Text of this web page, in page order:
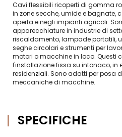
Cavi flessibili ricoperti di gomma
in zone secche, umide e bagnate,
aperta e negli impianti agricoli.
apparecchiature in industrie di
riscaldamento, lampade portatili,
seghe circolari e strumenti per
motori o macchine in loco. Questi
l'installazione fissa su intonaco, in
residenziali. Sono adatti per posa
meccaniche di macchine.
SPECIFICHE